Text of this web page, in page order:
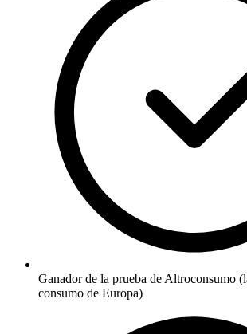
Ganador de la prueba de Altroconsumo
consumo de Europa)